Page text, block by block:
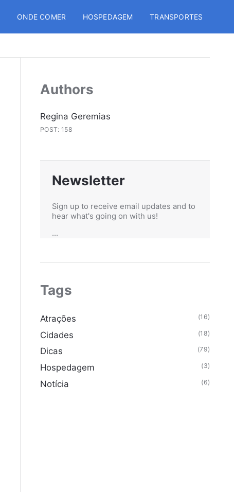
ONDE COMER HOSPEDAGEM TRANSPORTES
Authors
Regina Geremias
POST: 158
Newsletter
Sign up to receive email updates and to
hear what's going on with us!
...
Tags
Atrações (16)
Cidades (18)
Dicas (79)
Hospedagem (3)
Notícia (6)